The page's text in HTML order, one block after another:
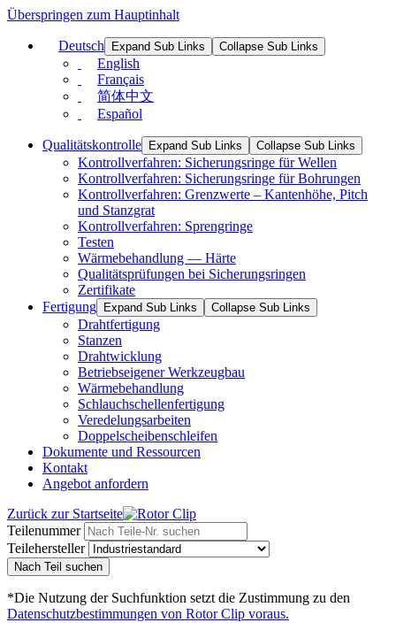
Überspringen zum Hauptinhalt
Deutsch Expand Sub Links Collapse Sub Links
English
Français
简体中文
Español
Qualitätskontrolle Expand Sub Links Collapse Sub Links
Kontrollverfahren: Sicherungsringe für Wellen
Kontrollverfahren: Sicherungsringe für Bohrungen
Kontrollverfahren: Grenzwerte – Kantenhöhe, Pitch
und Stanzgrat
Kontrollverfahren: Sprengringe
Testen
Wärmebehandlung — Härte
Qualitätsprüfungen bei Sicherungsringen
Zertifikate
Fertigung
Expand Sub Links Collapse Sub Links
Drahtfertigung
Stanzen
Drahtwicklung
Betriebseigener Werkzeugbau
Wärmebehandlung
Schlauchschellenfertigung
Veredelungsarbeiten
Doppelscheibenschleifen
Dokumente und Ressourcen
Kontakt
Angebot anfordern
Zurück zur Startseite
Teilenummer
Teilehersteller
Nach Teil suchen
*Die Nutzung der Suchfunktion setzt die Zustimmung zu den
Datenschutzbestimmungen von Rotor Clip voraus.